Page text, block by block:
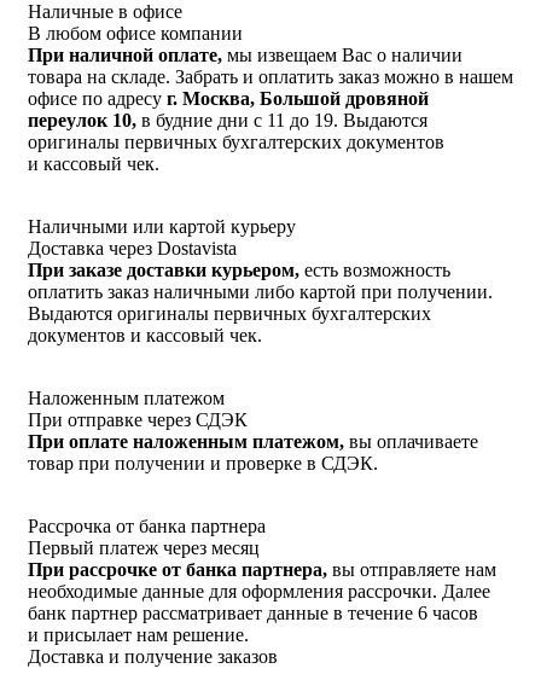
Наличные в офисе
В любом офисе компании
При наличной оплате, мы извещаем Вас о наличии
товара на складе. Забрать и оплатить заказ можно в нашем
офисе по адресу г. Москва, Большой дровяной
переулок 10, в будние дни с 11 до 19. Выдаются
оригиналы первичных бухгалтерских документов
и кассовый чек.
Наличными или картой курьеру
Доставка через Dostavista
При заказе доставки курьером, есть возможность
оплатить заказ наличными либо картой при получении.
Выдаются оригиналы первичных бухгалтерских
документов и кассовый чек.
Наложенным платежом
При отправке через СДЭК
При оплате наложенным платежом, вы оплачиваете
товар при получении и проверке в СДЭК.
Рассрочка от банка партнера
Первый платеж через месяц
При рассрочке от банка партнера, вы отправляете нам
необходимые данные для оформления рассрочки. Далее
банк партнер рассматривает данные в течение 6 часов
и присылает нам решение.
Доставка и получение заказов